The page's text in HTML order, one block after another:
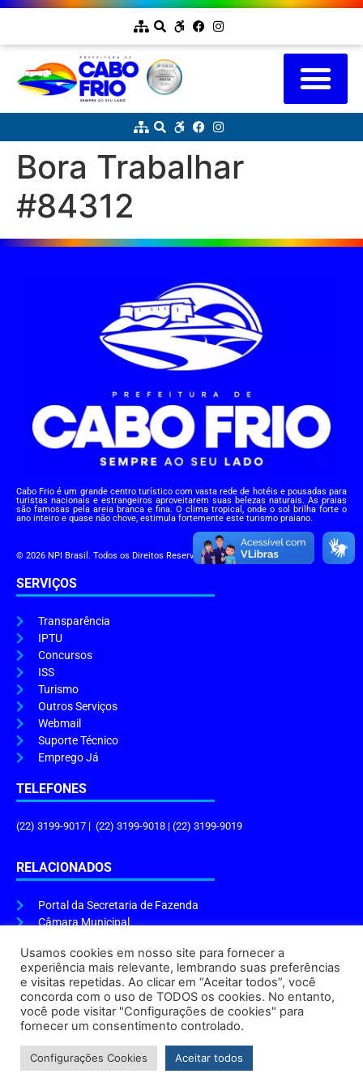
Bora Trabalhar
#84312
Cabo Frio é um grande centro turístico com vasta rede de hotéis e pousadas para
turistas nacionais e estrangeiros aproveitarem suas belezas naturais. As praias
são famosas pela areia branca e fina. O clima tropical, onde o sol brilha forte o
ano inteiro e quase não chove, estimula fortemente este turismo praiano.
© 2026 NPI Brasil. Todos os Direitos Reservados.
SERVIÇOS
Transparência
IPTU
Concursos
ISS
Turismo
Outros Serviços
Webmail
Suporte Técnico
Emprego Já
TELEFONES
(22) 3199-9017 | (22) 3199-9018 | (22) 3199-9019
RELACIONADOS
Portal da Secretaria de Fazenda
Câmara Municipal
ENDEREÇO E HORÁRIO
Endereço:Praça Tiradentes, s/n – Centro, Cabo Frio – RJ, 28906-290
Atendimento do Protocolo Geral da Prefeitura:9h às 16h
Horário de Funcionamento:8h às 17h
Usamos cookies em nosso site para fornecer a
experiência mais relevante, lembrando suas preferências
e visitas repetidas. Ao clicar em “Aceitar todos”, você
concorda com o uso de TODOS os cookies. No entanto,
você pode visitar "Configurações de cookies" para
fornecer um consentimento controlado.
Configurações Cookies Aceitar todos